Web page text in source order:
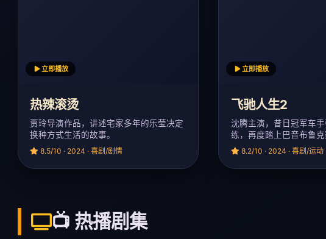
立即播放
热辣滚烫
贾玲导演作品，讲述宅家多年的乐莹决定
换种方式生活的故事。
8.5/10 · 2024 · 喜剧/剧情
立即播放
飞驰人生2
沈腾主演，昔日冠军车
练，再度踏上巴音布鲁克
8.2/10 · 2024 · 喜剧/运动
📺 热播剧集